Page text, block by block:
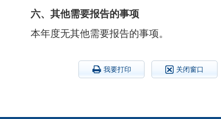
六、其他需要报告的事项
本年度无其他需要报告的事项。
我要打印 关闭窗口